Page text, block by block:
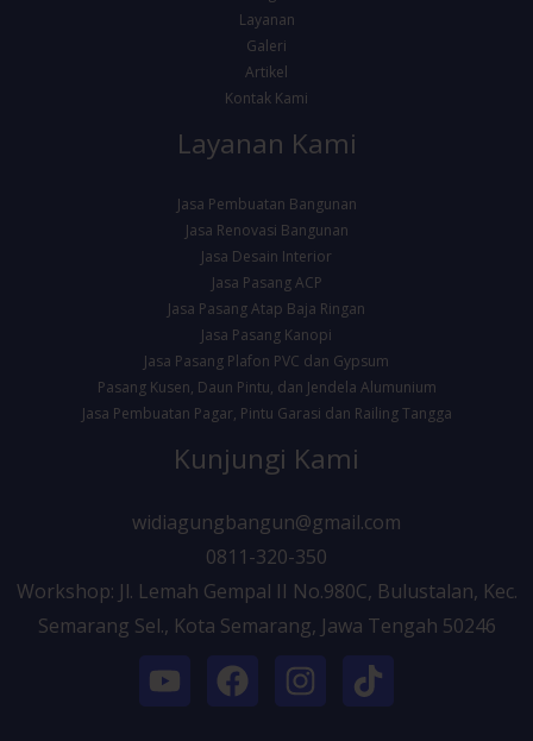
Layanan
Galeri
Artikel
Kontak Kami
Layanan Kami
Jasa Pembuatan Bangunan
Jasa Renovasi Bangunan
Jasa Desain Interior
Jasa Pasang ACP
Jasa Pasang Atap Baja Ringan
Jasa Pasang Kanopi
Jasa Pasang Plafon PVC dan Gypsum
Pasang Kusen, Daun Pintu, dan Jendela Alumunium
Jasa Pembuatan Pagar, Pintu Garasi dan Railing Tangga
Kunjungi Kami
widiagungbangun@gmail.com
0811-320-350
Workshop: Jl. Lemah Gempal II No.980C, Bulustalan, Kec.
Semarang Sel., Kota Semarang, Jawa Tengah 50246